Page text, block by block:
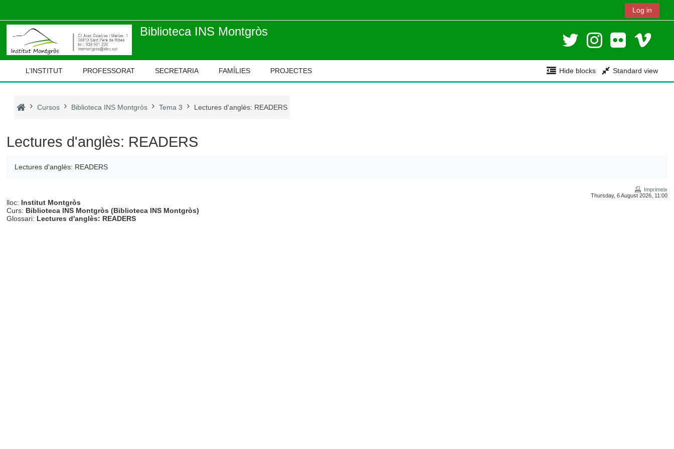
Log in
Biblioteca INS Montgròs
L’INSTITUT PROFESSORAT SECRETARIA FAMÍLIES PROJECTES Hide blocks Standard view
Cursos Biblioteca INS Montgròs Tema 3 Lectures d'anglès: READERS
Lectures d'anglès: READERS
Lectures d'anglès: READERS
Imprimeix
Thursday, 6 August 2026, 11:00
lloc: Institut Montgròs
Curs: Biblioteca INS Montgròs (Biblioteca INS Montgròs)
Glossari: Lectures d'anglès: READERS